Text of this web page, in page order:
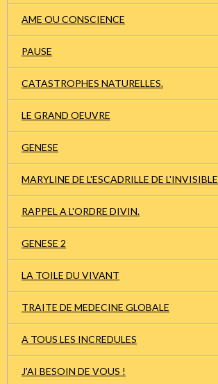
AME OU CONSCIENCE
PAUSE
CATASTROPHES NATURELLES.
LE GRAND OEUVRE
GENESE
MARYLINE DE L'ESCADRILLE DE L'INVISIBLE
RAPPEL A L'ORDRE DIVIN.
GENESE 2
LA TOILE DU VIVANT
TRAITE DE MEDECINE GLOBALE
A TOUS LES INCREDULES
J'AI BESOIN DE VOUS !